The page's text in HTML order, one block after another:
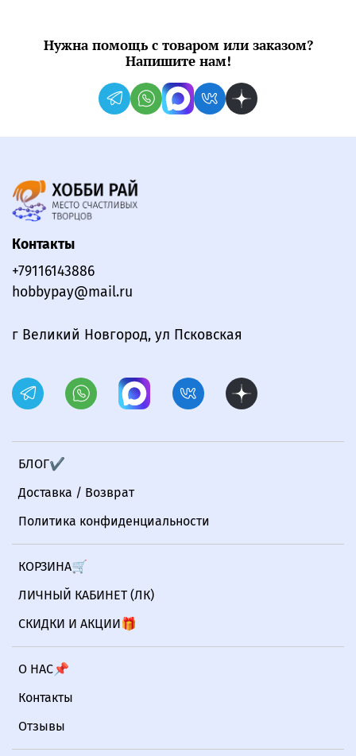
Нужна помощь с товаром или заказом?
Напишите нам!
БЛОГ✔
Доставка / Возврат
Политика конфиденциальности
КОРЗИНА🛒
ЛИЧНЫЙ КАБИНЕТ (ЛК)
СКИДКИ И АКЦИИ🎁
О НАС📌
Контакты
Отзывы
Контакты
+79116143886
hobbypay@mail.ru
г Великий Новгород, ул Псковская